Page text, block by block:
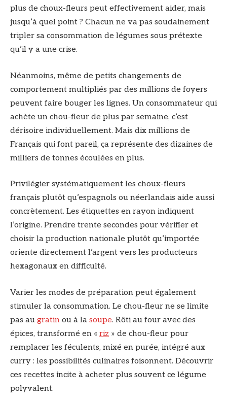
plus de choux-fleurs peut effectivement aider, mais
jusqu’à quel point ? Chacun ne va pas soudainement
tripler sa consommation de légumes sous prétexte
qu’il y a une crise.
Néanmoins, même de petits changements de
comportement multipliés par des millions de foyers
peuvent faire bouger les lignes. Un consommateur qui
achète un chou-fleur de plus par semaine, c’est
dérisoire individuellement. Mais dix millions de
Français qui font pareil, ça représente des dizaines de
milliers de tonnes écoulées en plus.
Privilégier systématiquement les choux-fleurs
français plutôt qu’espagnols ou néerlandais aide aussi
concrètement. Les étiquettes en rayon indiquent
l’origine. Prendre trente secondes pour vérifier et
choisir la production nationale plutôt qu’importée
oriente directement l’argent vers les producteurs
hexagonaux en difficulté.
Varier les modes de préparation peut également
stimuler la consommation. Le chou-fleur ne se limite
pas au gratin ou à la soupe. Rôti au four avec des
épices, transformé en « riz » de chou-fleur pour
remplacer les féculents, mixé en purée, intégré aux
curry : les possibilités culinaires foisonnent. Découvrir
ces recettes incite à acheter plus souvent ce légume
polyvalent.